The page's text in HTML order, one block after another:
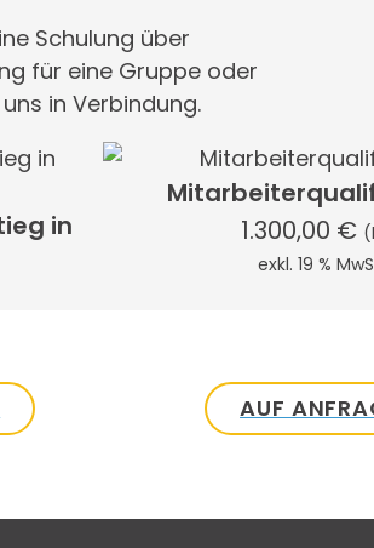
Schulung über
für eine Gruppe oder
in Verbindung.
in
1.300,00 €
exkl. 19 %
AUF